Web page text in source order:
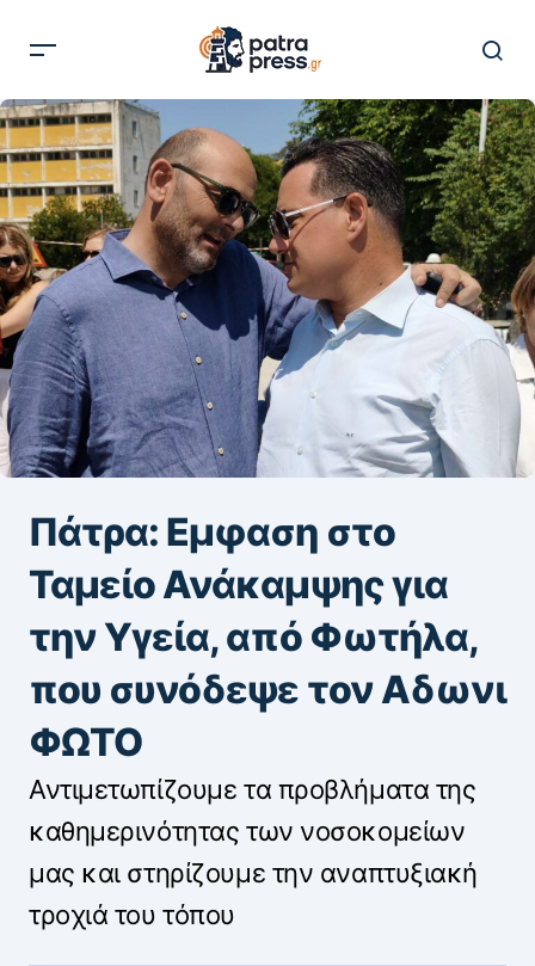
Πάτρα: Εμφαση στο
Ταμείο Ανάκαμψης για
την Υγεία, από Φωτήλα,
που συνόδεψε τον Αδωνι
ΦΩΤΟ
Αντιμετωπίζουμε τα προβλήματα της
καθημερινότητας των νοσοκομείων
μας και στηρίζουμε την αναπτυξιακή
τροχιά του τόπου